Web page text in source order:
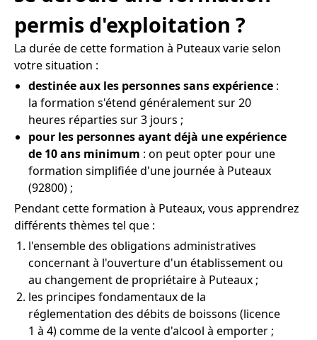
permis d'exploitation ?
La durée de cette formation à Puteaux varie selon
votre situation :
destinée aux les personnes sans expérience :
la formation s'étend généralement sur 20
heures réparties sur 3 jours ;
pour les personnes ayant déjà une expérience
de 10 ans minimum : on peut opter pour une
formation simplifiée d'une journée à Puteaux
(92800) ;
Pendant cette formation à Puteaux, vous apprendrez
différents thèmes tel que :
l'ensemble des obligations administratives
concernant à l'ouverture d'un établissement ou
au changement de propriétaire à Puteaux ;
les principes fondamentaux de la
réglementation des débits de boissons (licence
1 à 4) comme de la vente d'alcool à emporter ;